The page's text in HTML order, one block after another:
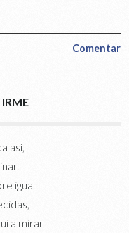
Comentar
así,
igual
a mirar